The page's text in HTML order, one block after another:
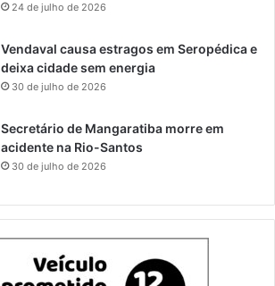
24 de julho de 2026
Vendaval causa estragos em Seropédica e
deixa cidade sem energia
30 de julho de 2026
Secretário de Mangaratiba morre em
acidente na Rio-Santos
30 de julho de 2026